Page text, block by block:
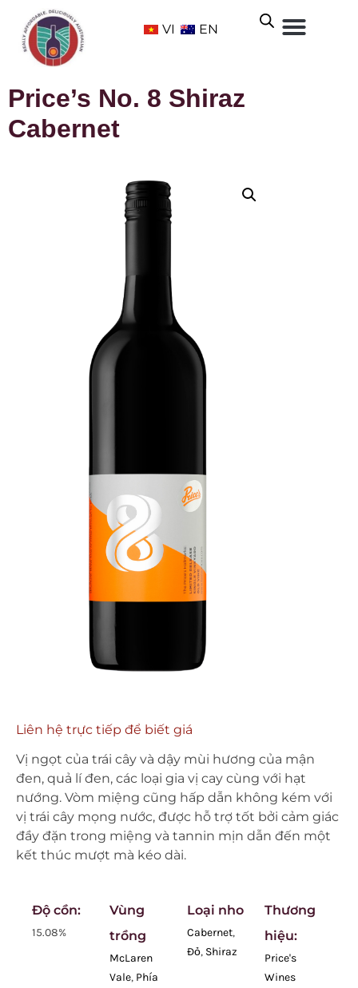
VI EN
Price’s No. 8 Shiraz
Cabernet
Liên hệ trực tiếp để biết giá
Vị ngọt của trái cây và dậy mùi hương của mận
đen, quả lí đen, các loại gia vị cay cùng với hạt
nướng. Vòm miệng cũng hấp dẫn không kém với
vị trái cây mọng nước, được hỗ trợ tốt bởi cảm giác
đầy đặn trong miệng và tannin mịn dẫn đến một
kết thúc mượt mà kéo dài.
Độ cồn:
15.08%
Vùng
trồng
McLaren
Vale, Phía
Loại nho
Cabernet,
Đỏ, Shiraz
Thương
hiệu:
Price's
Wines